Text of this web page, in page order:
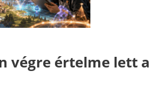
végre értelme lett a